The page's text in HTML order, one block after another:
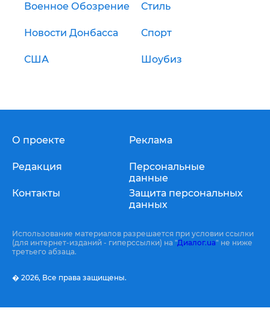
Военное Обозрение Стиль
Новости Донбасса Спорт
США Шоубиз
О проекте
Редакция
Контакты
Реклама
Персональные
данные
Защита персональных
данных
Использование материалов разрешается при условии ссылки
(для интернет-изданий - гиперссылки) на "Диалог.ua" не ниже
третьего абзаца.
� 2026, Все права защищены.